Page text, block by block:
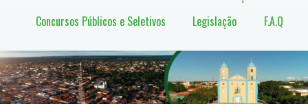
Concursos Públicos e Seletivos
Legislação F.A.Q